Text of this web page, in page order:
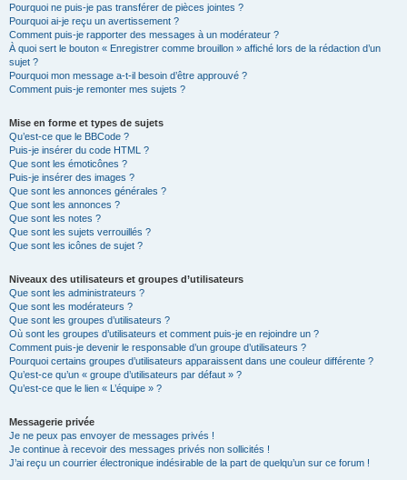
Pourquoi ne puis-je pas transférer de pièces jointes ?
Pourquoi ai-je reçu un avertissement ?
Comment puis-je rapporter des messages à un modérateur ?
À quoi sert le bouton « Enregistrer comme brouillon » affiché lors de la rédaction d’un
sujet ?
Pourquoi mon message a-t-il besoin d’être approuvé ?
Comment puis-je remonter mes sujets ?
Mise en forme et types de sujets
Qu’est-ce que le BBCode ?
Puis-je insérer du code HTML ?
Que sont les émoticônes ?
Puis-je insérer des images ?
Que sont les annonces générales ?
Que sont les annonces ?
Que sont les notes ?
Que sont les sujets verrouillés ?
Que sont les icônes de sujet ?
Niveaux des utilisateurs et groupes d’utilisateurs
Que sont les administrateurs ?
Que sont les modérateurs ?
Que sont les groupes d’utilisateurs ?
Où sont les groupes d’utilisateurs et comment puis-je en rejoindre un ?
Comment puis-je devenir le responsable d’un groupe d’utilisateurs ?
Pourquoi certains groupes d’utilisateurs apparaissent dans une couleur différente ?
Qu’est-ce qu’un « groupe d’utilisateurs par défaut » ?
Qu’est-ce que le lien « L’équipe » ?
Messagerie privée
Je ne peux pas envoyer de messages privés !
Je continue à recevoir des messages privés non sollicités !
J’ai reçu un courrier électronique indésirable de la part de quelqu’un sur ce forum !